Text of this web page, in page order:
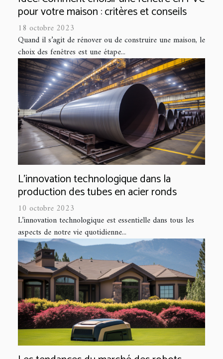
pour votre maison : critères et conseils
18 octobre 2023
Quand il s’agit de rénover ou de construire une maison, le
choix des fenêtres est une étape...
L'innovation technologique dans la
production des tubes en acier ronds
10 octobre 2023
L’innovation technologique est essentielle dans tous les
aspects de notre vie quotidienne...